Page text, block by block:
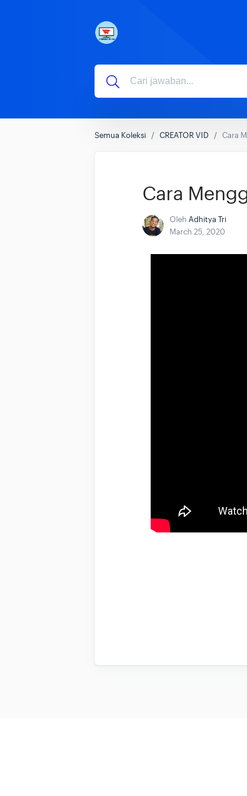
Semua Koleksi CREATOR VID Cara
Cara
Oleh Adhitya Tri
March 25, 2020